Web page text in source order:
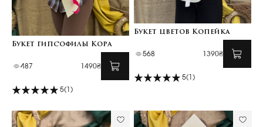
Букет гипсофилы Кора
487 1490₴
5(1)
Букет цветов Копейка
568 1390₴
5(1)